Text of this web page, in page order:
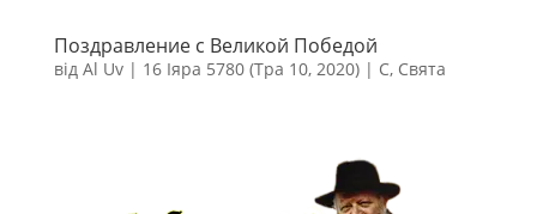
Поздравление с Великой Победой
від Al Uv| 16 Іяра 5780 (Тра 10, 2020)| С, Свята